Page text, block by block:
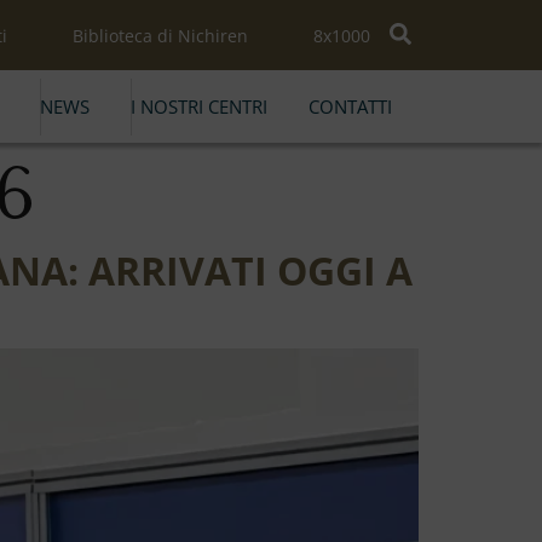
Biblioteca di Nichiren 8x1000
NEWS I NOSTRI CENTRI CONTATTI
ARRIVATI OGGI A